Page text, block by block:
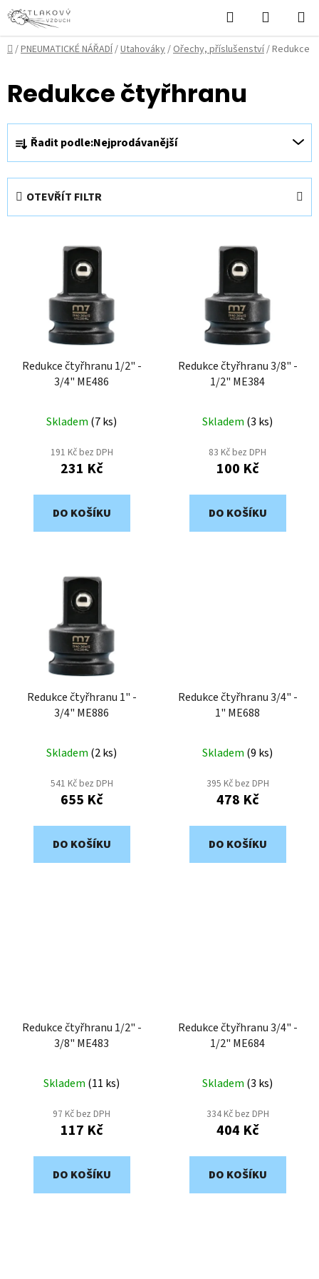
Přejít
na
obsah
Hledat
KOŠÍK
Domů
/PNEUMATICKÉ NÁŘADÍ/Utahováky/Ořechy, příslušenství/Redukce
Redukce čtyřhranu
Ř
a
z
e
n
í
Řadit podle:Nejprodávanější
OTEVŘÍT FILTR
Redukce čtyřhranu 1/2" -
3/4" ME486
Skladem (7 ks)
191 Kč bez DPH
231 Kč
DO KOŠÍKU
Redukce čtyřhranu 3/8" -
1/2" ME384
Skladem (3 ks)
83 Kč bez DPH
100 Kč
DO KOŠÍKU
Redukce čtyřhranu 1" -
3/4" ME886
Skladem (2 ks)
541 Kč bez DPH
655 Kč
DO KOŠÍKU
Redukce čtyřhranu 3/4" -
1" ME688
Skladem (9 ks)
395 Kč bez DPH
478 Kč
DO KOŠÍKU
Redukce čtyřhranu 1/2" -
3/8" ME483
Skladem (11 ks)
97 Kč bez DPH
117 Kč
DO KOŠÍKU
Redukce čtyřhranu 3/4" -
1/2" ME684
Skladem (3 ks)
334 Kč bez DPH
404 Kč
DO KOŠÍKU